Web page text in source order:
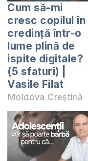
Cum să-mi
cresc copilul în
credință într-o
lume plină de
ispite digitale?
(5 sfaturi) |
Vasile Filat
Moldova Creștină